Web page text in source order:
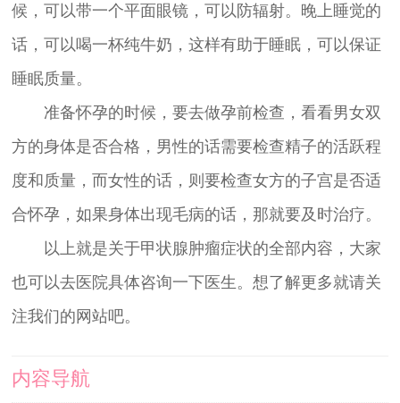
候，可以带一个平面眼镜，可以防辐射。晚上睡觉的
话，可以喝一杯纯牛奶，这样有助于睡眠，可以保证
睡眠质量。
准备怀孕的时候，要去做孕前检查，看看男女双
方的身体是否合格，男性的话需要检查精子的活跃程
度和质量，而女性的话，则要检查女方的子宫是否适
合怀孕，如果身体出现毛病的话，那就要及时治疗。
以上就是关于甲状腺肿瘤症状的全部内容，大家
也可以去医院具体咨询一下医生。想了解更多就请关
注我们的网站吧。
内容导航